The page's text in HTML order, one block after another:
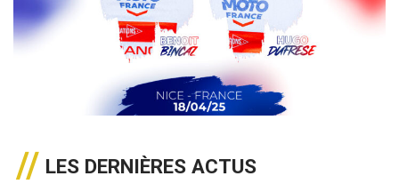
LES DERNIÈRES ACTUS